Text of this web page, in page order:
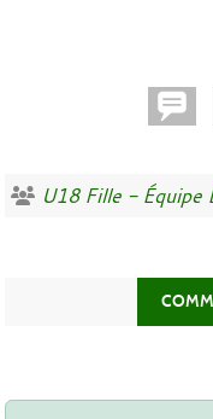
U18 Fille - Équipe